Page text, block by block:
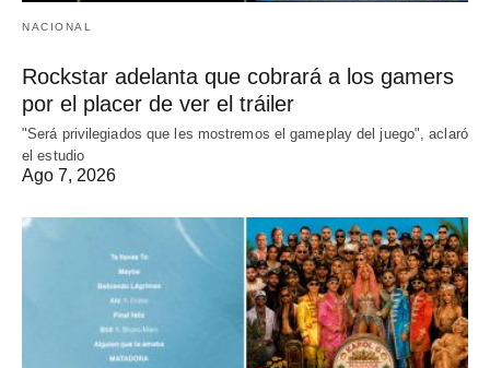
NACIONAL
Rockstar adelanta que cobrará a los gamers
por el placer de ver el tráiler
"Será privilegiados que les mostremos el gameplay del juego", aclaró
el estudio
Ago 7, 2026